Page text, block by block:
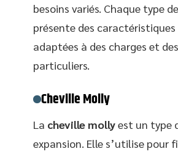
besoins variés. Chaque type
présente des caractéristiques
adaptées à des charges et
particuliers.
Cheville Molly
La cheville mollyest un type
expansion. Elle s’utilise pour